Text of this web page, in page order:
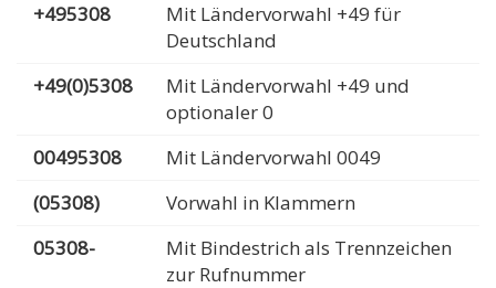
+495308
Mit Ländervorwahl +49 für
Deutschland
+49(0)5308
Mit Ländervorwahl +49 und
optionaler 0
00495308
Mit Ländervorwahl 0049
(05308)
Vorwahl in Klammern
05308-
Mit Bindestrich als Trennzeichen
zur Rufnummer